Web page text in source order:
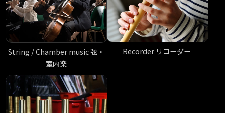
String / Chamber music 弦・
室内楽
Recorder リコーダー